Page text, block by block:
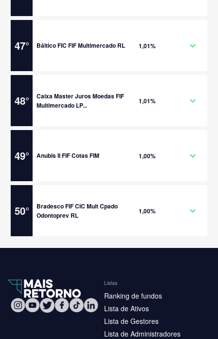
47° Báltico FIC FIF Multimercado RL 1,01%
48°
Caixa Master Juros Moedas FIF
Multimercado LP...
1,01%
49° Anubis II FIF Cotas FIM 1,00%
50°
Bradesco FIF CIC Mult Cpado
Odontoprev RL
1,00%
Listas
Ranking de fundos
Lista de Ativos
Lista de Gestores
Lista de Administradores